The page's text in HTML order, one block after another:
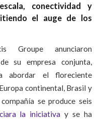
conectividad y
el auge de los
Groupe anunciaron
su empresa conjunta,
abordar el floreciente
continental, Brasil y
se produce seis
la iniciativa y se ha